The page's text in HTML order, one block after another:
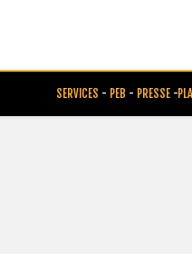
SERVICES - PEB - PRESSE-